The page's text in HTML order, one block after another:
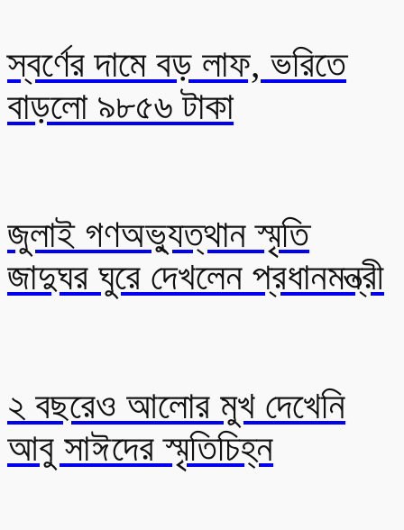
স্বর্ণের দামে বড় লাফ, ভরিতে
বাড়লো ৯৮৫৬ টাকা
জুলাই গণঅভ্যুত্থান স্মৃতি
জাদুঘর ঘুরে দেখলেন প্রধানমন্ত্রী
২ বছরেও আলোর মুখ দেখেনি
আবু সাঈদের স্মৃতিচিহ্ন